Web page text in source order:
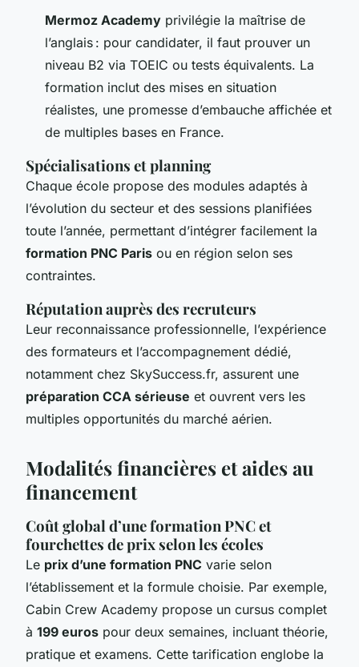
Mermoz Academy privilégie la maîtrise de
l’anglais : pour candidater, il faut prouver un
niveau B2 via TOEIC ou tests équivalents. La
formation inclut des mises en situation
réalistes, une promesse d’embauche affichée et
de multiples bases en France.
Spécialisations et planning
Chaque école propose des modules adaptés à
l’évolution du secteur et des sessions planifiées
toute l’année, permettant d’intégrer facilement la
formation PNC Paris ou en région selon ses
contraintes.
Réputation auprès des recruteurs
Leur reconnaissance professionnelle, l’expérience
des formateurs et l’accompagnement dédié,
notamment chez SkySuccess.fr, assurent une
préparation CCA sérieuse et ouvrent vers les
multiples opportunités du marché aérien.
Modalités financières et aides au
financement
Coût global d’une formation PNC et
fourchettes de prix selon les écoles
Le prix d’une formation PNC varie selon
l’établissement et la formule choisie. Par exemple,
Cabin Crew Academy propose un cursus complet
à 199 euros pour deux semaines, incluant théorie,
pratique et examens. Cette tarification englobe la